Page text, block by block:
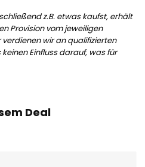
z.B. etwas kaufst, erhält
Provision vom jeweiligen
wir an qualifizierten
Einfluss darauf, was für
Deal